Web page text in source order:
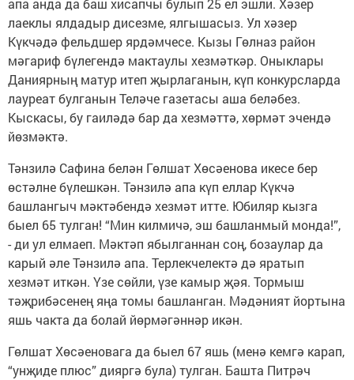
апа анда да баш хисапчы булып 25 ел эшли. Хәзер
лаеклы ялдадыр дисезме, ялгышасыз. Ул хәзер
Күкчәдә фельдшер ярдәмчесе. Кызы Гөлназ район
мәгариф бүлегендә мактаулы хезмәткәр. Оныклары
Даниярның матур итеп җырлаганын, күп конкурсларда
лауреат булганын Теләче газетасы аша беләбез.
Кыскасы, бу гаиләдә бар да хезмәттә, хөрмәт эчендә
йөзмәктә.
Тәнзилә Сафина белән Гөлшат Хөсәенова икесе бер
өстәлне бүлешкән. Тәнзилә апа күп еллар Күкчә
башлангыч мәктәбендә хезмәт итте. Юбиляр кызга
быел 65 тулган! “Мин килмичә, эш башланмый монда!”,
- ди ул елмаеп. Мәктәп ябылганнан соң, бозаулар да
карый әле Тәнзилә апа. Терлекчелектә дә яратып
хезмәт иткән. Үзе сөйли, үзе камыр җәя. Тормыш
тәҗрибәсенең яңа томы башланган. Мәдәният йортына
яшь чакта да болай йөрмәгәннәр икән.
Гөлшат Хөсәеновага да быел 67 яшь (менә кемгә карап,
“унҗиде плюс” дияргә була) тулган. Башта Питрәч